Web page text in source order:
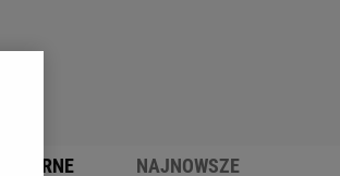
NAJNOWSZE